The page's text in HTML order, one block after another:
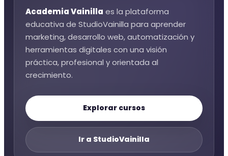
Academia Vainilla es la plataforma
educativa de StudioVainilla para aprender
marketing, desarrollo web, automatización y
herramientas digitales con una visión
práctica, profesional y orientada al
crecimiento.
Explorar cursos
Ir a StudioVainilla